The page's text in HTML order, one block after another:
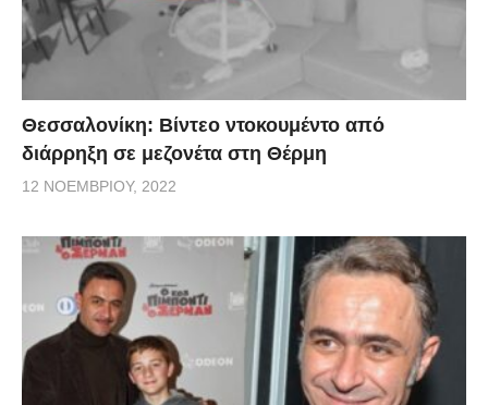
Θεσσαλονίκη: Βίντεο ντοκουμέντο από
διάρρηξη σε μεζονέτα στη Θέρμη
12 ΝΟΕΜΒΡΊΟΥ, 2022